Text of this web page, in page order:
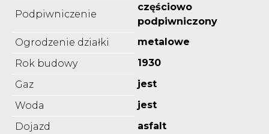
Podpiwniczenie
częściowo
podpiwniczony
Ogrodzenie działki
metalowe
Rok budowy
1930
Gaz
jest
Woda
jest
Dojazd
asfalt